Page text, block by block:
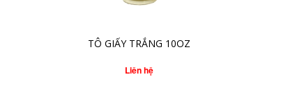
TÔ GIẤY TRẮNG 10OZ
Liên hệ